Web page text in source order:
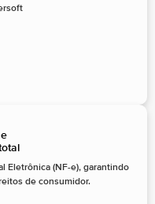
Eletrônica (NF-e), garantindo
de consumidor.